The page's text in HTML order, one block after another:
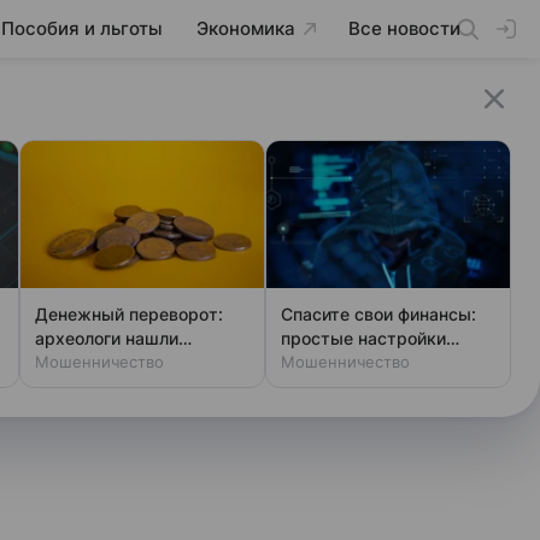
Пособия и льготы Экономика Все новости
Денежный переворот:
археологи нашли
фальшивки XIV века
Мошенничество
Спасите свои финансы:
простые настройки
против мошенников
Мошенничество